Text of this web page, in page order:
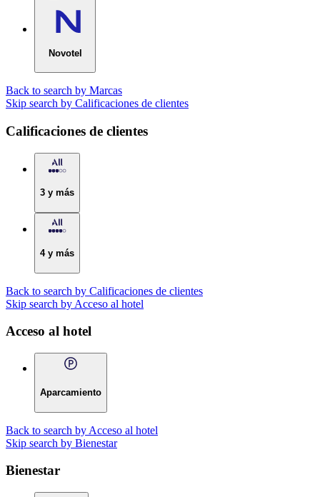
Novotel
Back to search by Marcas
Skip search by Calificaciones de clientes
Calificaciones de clientes
3 y más
4 y más
Back to search by Calificaciones de clientes
Skip search by Acceso al hotel
Acceso al hotel
Aparcamiento
Back to search by Acceso al hotel
Skip search by Bienestar
Bienestar